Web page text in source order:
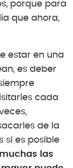
porque para
que ahora,
estar en una
es deber
cada
de la
si es posible
las